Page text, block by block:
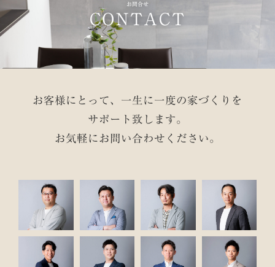
ー
シ
ン
お問合せ
CONTACT
お客様にとって、一生に一度の家づくりを
サポート致します。
お気軽にお問い合わせください。